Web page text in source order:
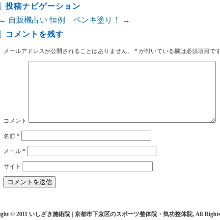
投稿ナビゲーション
自販機占い 恒例 ペンキ塗り！
→
コメントを残す
メールアドレスが公開されることはありません。 * が付いている欄は必須項目で
コメント
名前 *
メール *
サイト
© 2011 いしざき施術院 | 京都市下京区のスポーツ整体院・気功整体院, All